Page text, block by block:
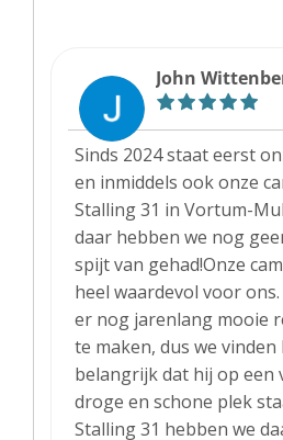
John
Sinds 2024 staat eerst
en inmiddels ook onze
Stalling 31 in Vortum-
daar hebben we nog
spijt van gehad!Onze
heel waardevol voor
er nog jarenlang mooie
te maken, dus we vinden
belangrijk dat hij op een
droge en schone plek
Stalling 31 hebben we